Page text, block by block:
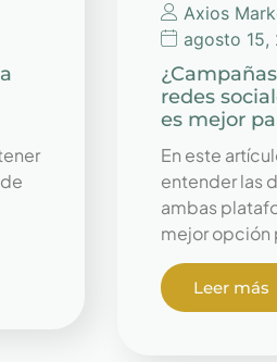
Axios
agosto 15,
redes
es mejor
En este
entender las
ambas
mejor opción
Leer más